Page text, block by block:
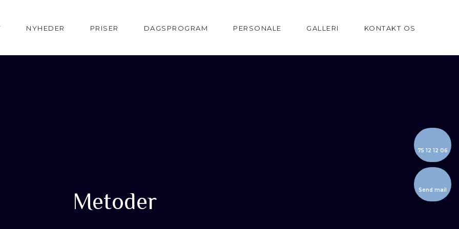
NYHEDER PRISER DAGSPROGRAM PERSONALE GALLERI KONTAKT OS
75 12 12 06
Send mail
Metoder